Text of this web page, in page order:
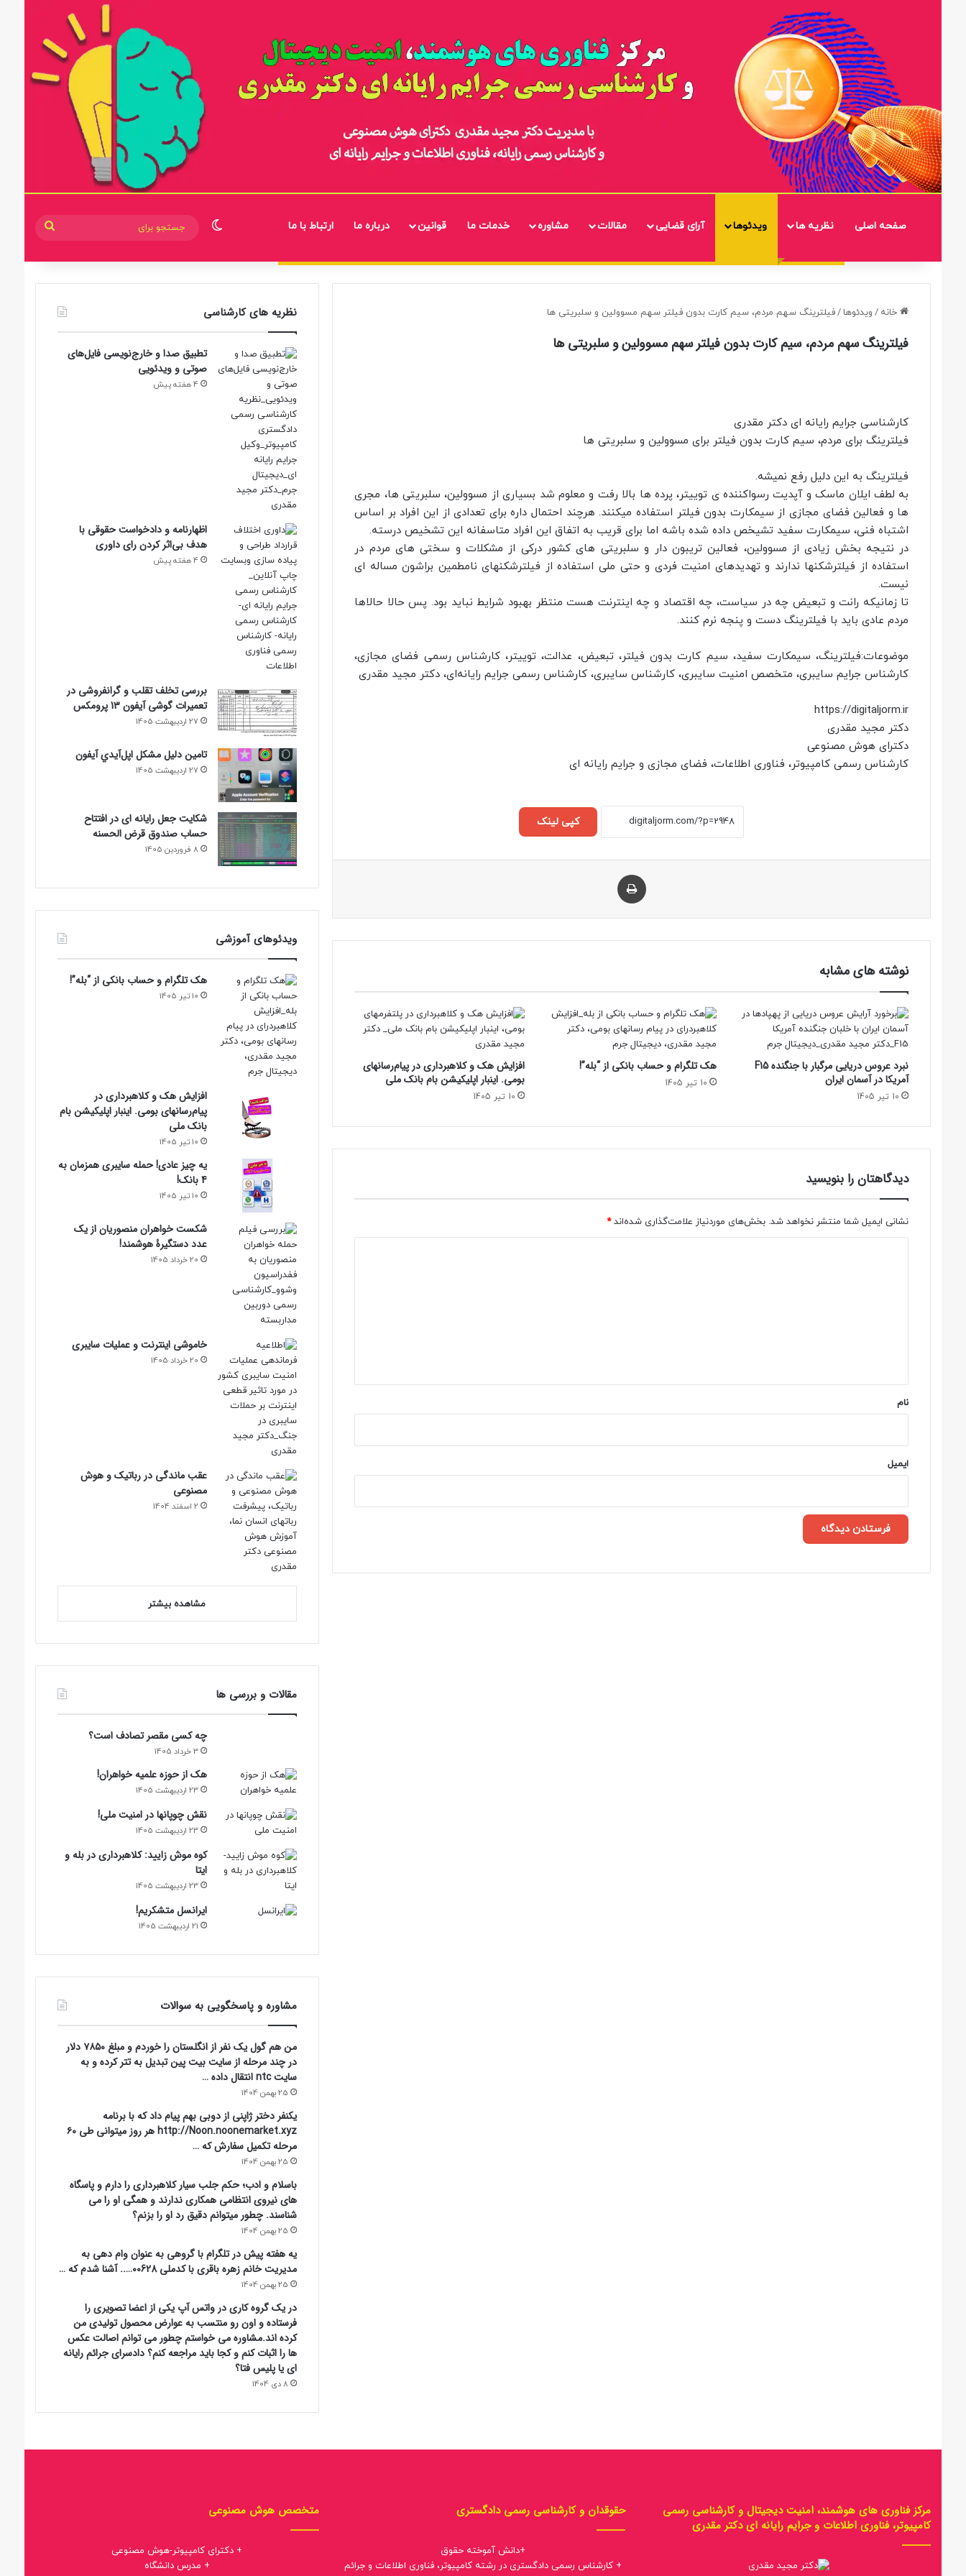
صفحه اصلی نظریه ها ویدئوها آرای قضایی مقالات مشاوره خدمات ما قوانین درباره ما ارتباط با ما تغییر پوسته
جستجو
خانه / ویدئوها /فیلترینگ‌ سهم مردم، سیم کارت بدون فیلتر سهم مسوولین و سلبریتی ها
فیلترینگ‌ سهم مردم، سیم کارت بدون فیلتر سهم مسوولین و سلبریتی ها
کارشناسی جرایم رایانه ای دکتر مقدری
فیلترینگ‌ برای مردم، سیم کارت بدون فیلتر برای مسوولین و سلبریتی ها
فیلترینگ به این دلیل رفع نمیشه.
به لطف ایلان ماسک و آپدیت رسواکننده ی توییتر، پرده ها بالا رفت و معلوم شد بسیاری از مسوولین،‌ سلبریتی ها،‌ مجری
ها و فعالین فضای مجازی از سیمکارت بدون فیلتر استفاده میکنند. هرچند احتمال داره برای تعدادی از این افراد بر اساس
اشتباه فنی، سیمکارت سفید تشیخص داده شده باشه اما برای قریب به اتفاق این افراد متاسفانه این تشخیص درسته.
در نتیجه بخش زیادی از مسوولین، فعالین تریبون دار و سلبریتی های کشور درکی از مشکلات و سختی های مردم در
استفاده از فیلترشکنها ندارند و تهدیدهای امنیت فردی و حتی ملی استفاده از فیلترشکنهای نامطمین براشون مساله ای
نیست.
تا زمانیکه رانت و تبعیض چه در سیاست، چه اقتصاد و چه اینترنت هست منتظر بهبود شرایط نباید بود. پس حالا حالاها
مردم عادی باید با فیلترینگ دست و پنجه نرم‌ کنند.
موضوعات:فیلترینگ، سیمکارت سفید، سیم کارت بدون فیلتر، تبعیض، عدالت، توییتر، کارشناس رسمی فضای مجازی،
کارشناس جرایم سایبری، متخصص امنیت سایبری، کارشناس سایبری، کارشناس رسمی جرایم رایانه‌ای، دکتر مجید مقدری
https://digitaljorm.ir
دکتر مجید مقدری
دکترای هوش مصنوعی
کارشناس رسمی کامپیوتر، فناوری اطلاعات، فضای مجازی و جرایم رایانه ای
کپی لینک
نوشته های مشابه
نبرد عروس دریایی مرگبار با جنگنده F15
آمریکا در آسمان ایران
10 تیر 1405
هک تلگرام و حساب بانکی از “بله”!
10 تیر 1405
افزایش هک و کلاهبرداری در پیام‌رسانهای
بومی. اینبار اپلیکیشن بام‌ بانک ملی
10 تیر 1405
دیدگاهتان را بنویسید
نشانی ایمیل شما منتشر نخواهد شد. بخش‌های موردنیاز علامت‌گذاری شده‌اند*
نام
ایمیل
نظریه های کارشناسی
تطبیق صدا و خارج‌نویسی فایل‌های
صوتی و ویدئویی
4 هفته پیش
اظهارنامه و دادخواست حقوقی با
هدف بی‌اثر کردن رای داوری
4 هفته پیش
بررسی تخلف تقلب و گرانفروشی در
تعمیرات گوشی آیفون 13 پرومکس
27 اردیبهشت 1405
تامين دليل مشکل اپل‌آيدي آيفون
27 اردیبهشت 1405
شکایت جعل رایانه ای در افتتاح
حساب صندوق قرض الحسنه
8 فروردین 1405
ویدئوهای آموزشی
هک تلگرام و حساب بانکی از “بله”!
10 تیر 1405
افزایش هک و کلاهبرداری در
پیام‌رسانهای بومی. اینبار اپلیکیشن بام‌
بانک ملی
10 تیر 1405
یه چیز عادی! حمله سایبری همزمان به
4 بانک!
10 تیر 1405
شکست خواهران منصوریان از یک
عدد دستگیرۀ هوشمند!
20 خرداد 1405
خاموشی اینترنت و عملیات سایبری
20 خرداد 1405
عقب ماندگی در رباتیک و هوش
مصنوعی
2 اسفند 1404
مشاهده بیشتر
مقالات و بررسی ها
چه کسی مقصر تصادف است؟
3 خرداد 1405
هک از حوزه علمیه خواهران!
23 اردیبهشت 1405
نقش چوپانها در امنیت ملی!
23 اردیبهشت 1405
کوه موش زایید: کلاهبرداری در بله و
ایتا
23 اردیبهشت 1405
ایرانسل متشکریم!
21 اردیبهشت 1405
مشاوره و پاسخگویی به سوالات
من هم گول یک نفر از انگلستان را خوردم و مبلغ ۷۸۵۰ دلار
در چند مرحله از سایت بیت پین تبدیل به تتر کرده و به
سایت ntc انتقال داده …
25 بهمن 1404
یکنفر دختر ژاپنی از دوبی بهم پیام داد که با برنامه
http://Noon.noonemarket.xyz هر روز میتوانی طی ۶۰
مرحله تکمیل سفارش که …
25 بهمن 1404
باسلام و ادب؛ حکم جلب سیار کلاهبرداری را دارم و پاسگاه
های نیروی انتظامی همکاری ندارند و همگی او را می
شناسند. چطور میتوانم دقیق رد او را بزنم؟
25 بهمن 1404
یه هفته پیش در تلگرام با گروهی به عنوان وام دهی به
مدیریت خانم زهره باقری با کدملی 00628….. آشنا شدم که …
25 بهمن 1404
در یک گروه کاری در واتس آپ یکی از اعضا تصویری را
فرستاده و اون رو منتسب به عوارض محصول تولیدی من
کرده اند.مشاوره می خواستم چطور می توانم اصالت عکس
ها را اثبات کنم و کجا باید مراجعه کنم؟ دادسرای جرائم رایانه
ای یا پلیس فتا؟
8 دی 1404
مرکز فناوری های هوشمند، امنیت دیجیتال و کارشناسی رسمی
کامپیوتر، فناوری اطلاعات و جرایم رایانه ای دکتر مقدری
حقوقدان و کارشناسی رسمی دادگستری
+دانش آموخته حقوق
+ کارشناس رسمی دادگستری در رشته کامپیوتر، فناوری اطلاعات و جرائم
متخصص هوش مصنوعی
+ دکترای کامپیوتر-هوش مصنوعی
+ مدرس دانشگاه